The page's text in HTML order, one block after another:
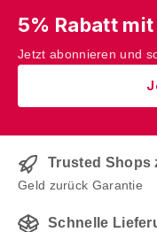
5% Rabatt
Jetzt abonnieren und
Trusted Shops
Geld zurück Garantie
Schnelle